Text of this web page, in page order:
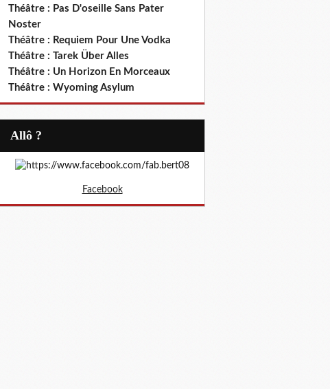
Théâtre : Pas D'oseille Sans Pater
Noster
Théâtre : Requiem Pour Une Vodka
Théâtre : Tarek Über Alles
Théâtre : Un Horizon En Morceaux
Théâtre : Wyoming Asylum
Allô ?
Facebook